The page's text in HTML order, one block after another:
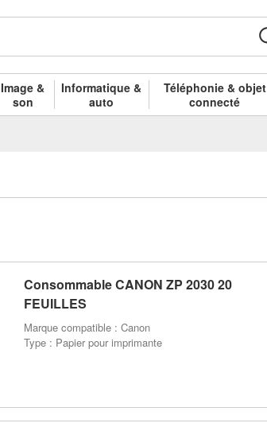
Image &
son
Informatique &
auto
Téléphonie & objet
connecté
Consommable CANON ZP 2030 20
FEUILLES
Marque compatible : Canon
Type : Papier pour imprimante